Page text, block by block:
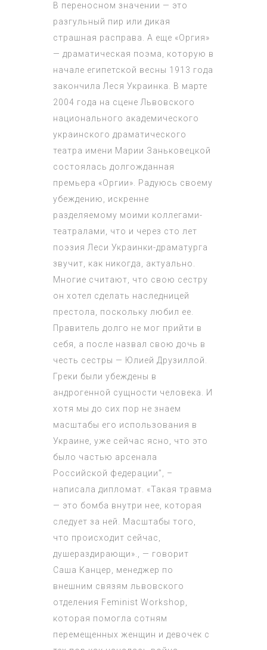
В переносном значении — это
разгульный пир или дикая
страшная расправа. А еще «Оргия»
— драматическая поэма, которую в
начале египетской весны 1913 года
закончила Леся Украинка. В марте
2004 года на сцене Львовского
национального академического
украинского драматического
театра имени Марии Заньковецкой
состоялась долгожданная
премьера «Оргии». Радуюсь своему
убеждению, искренне
разделяемому моими коллегами-
театралами, что и через сто лет
поэзия Леси Украинки-драматурга
звучит, как никогда, актуально.
Многие считают, что свою сестру
он хотел сделать наследницей
престола, поскольку любил ее.
Правитель долго не мог прийти в
себя, а после назвал свою дочь в
честь сестры — Юлией Друзиллой.
Греки были убеждены в
андрогенной сущности человека. И
хотя мы до сих пор не знаем
масштабы его использования в
Украине, уже сейчас ясно, что это
было частью арсенала
Российской федерации”, –
написала дипломат. «Такая травма
— это бомба внутри нее, которая
следует за ней. Масштабы того,
что происходит сейчас,
душераздирающи»., — говорит
Саша Канцер, менеджер по
внешним связям львовского
отделения Feminist Workshop,
которая помогла сотням
перемещенных женщин и девочек с